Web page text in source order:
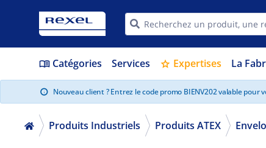
menu_book Catégories Services star Expertises La
info Nouveau client ? Entrez le code promo BIENV202 valable
Produits Industriels Produits ATEX